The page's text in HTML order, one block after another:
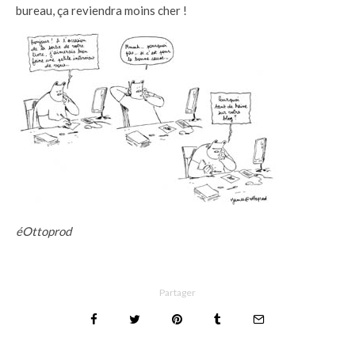
bureau, ça reviendra moins cher !
éOttoprod
Partager